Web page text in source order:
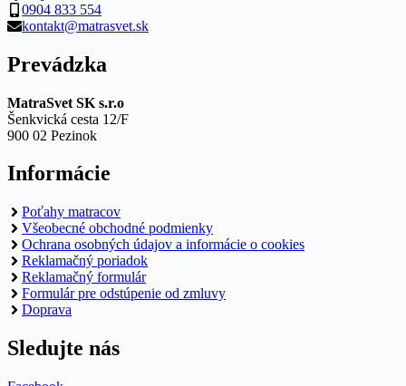
0904 833 554
kontakt@matrasvet.sk
Prevádzka
MatraSvet SK s.r.o
Šenkvická cesta 12/F
900 02 Pezinok
Informácie
Poťahy matracov
Všeobecné obchodné podmienky
Ochrana osobných údajov a informácie o cookies
Reklamačný poriadok
Reklamačný formulár
Formulár pre odstúpenie od zmluvy
Doprava
Sledujte nás